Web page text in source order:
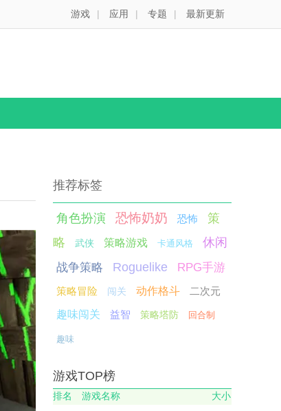
游戏 | 应用 | 专题 | 最新更新
推荐标签
角色扮演 恐怖奶奶 恐怖
策
略
武侠 策略游戏 卡通风格 休闲
战争策略 Roguelike RPG手游
策略冒险 闯关 动作格斗
二次元
趣味闯关
益智 策略塔防 回合制
趣味
游戏TOP榜
排名 游戏名称 大小